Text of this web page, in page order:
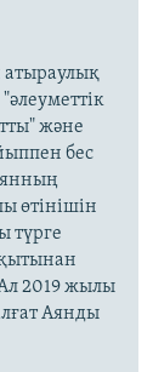
атыраулық
және
бес
өтінішін
түрге
2019 жылы
Аянды